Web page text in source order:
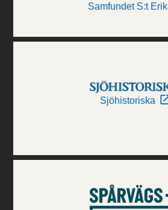
Samfundet S:t Erik
Sjöhistoriska